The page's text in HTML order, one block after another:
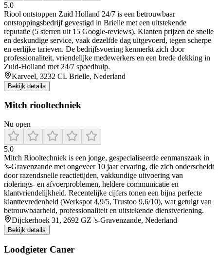
5.0
Riool ontstoppen Zuid Holland 24/7 is een betrouwbaar
ontstoppingsbedrijf gevestigd in Brielle met een uitstekende
reputatie (5 sterren uit 15 Google-reviews). Klanten prijzen de snelle
en deskundige service, vaak dezelfde dag uitgevoerd, tegen scherpe
en eerlijke tarieven. De bedrijfsvoering kenmerkt zich door
professionaliteit, vriendelijke medewerkers en een brede dekking in
Zuid-Holland met 24/7 spoedhulp.
Karveel, 3232 CL Brielle, Nederland
Bekijk details
Mitch riooltechniek
Nu open
5.0
Mitch Riooltechniek is een jonge, gespecialiseerde eenmanszaak in
’s‑Gravenzande met ongeveer 10 jaar ervaring, die zich onderscheidt
door razendsnelle reactietijden, vakkundige uitvoering van
riolerings- en afvoerproblemen, heldere communicatie en
klantvriendelijkheid. Recentelijke cijfers tonen een bijna perfecte
klanttevredenheid (Werkspot 4,9/5, Trustoo 9,6/10), wat getuigt van
betrouwbaarheid, professionaliteit en uitstekende dienstverlening.
Dijckerhoek 31, 2692 GZ 's-Gravenzande, Nederland
Bekijk details
Loodgieter Caner